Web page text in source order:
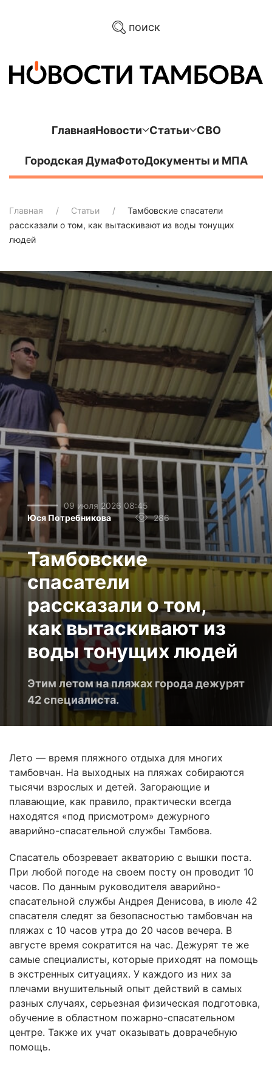
поиск
ГлавнаяНовости Статьи СВО
Городская ДумаФотоДокументы и МПА
Главная Статьи
Тамбовские спасатели
рассказали о том, как вытаскивают из воды тонущих
людей
09 июля 2026 08:45
Юся Потребникова
286
Тамбовские
спасатели
рассказали о том,
как вытаскивают из
воды тонущих людей
Этим летом на пляжах города дежурят
42 специалиста.
Лето — время пляжного отдыха для многих
тамбовчан. На выходных на пляжах собираются
тысячи взрослых и детей. Загорающие и
плавающие, как правило, практически всегда
находятся «под присмотром» дежурного
аварийно-спасательной службы Тамбова.
Спасатель обозревает акваторию с вышки поста.
При любой погоде на своем посту он проводит 10
часов. По данным руководителя аварийно-
спасательной службы Андрея Денисова, в июле 42
спасателя следят за безопасностью тамбовчан на
пляжах с 10 часов утра до 20 часов вечера. В
августе время сократится на час. Дежурят те же
самые специалисты, которые приходят на помощь
в экстренных ситуациях. У каждого из них за
плечами внушительный опыт действий в самых
разных случаях, серьезная физическая подготовка,
обучение в областном пожарно-спасательном
центре. Также их учат оказывать доврачебную
помощь.